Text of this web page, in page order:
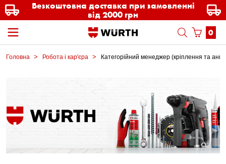
Безкоштовна доставка при замовленні
від 2000 грн
0
Головна Робота і кар'єра Категорійний менеджер (кріплення та